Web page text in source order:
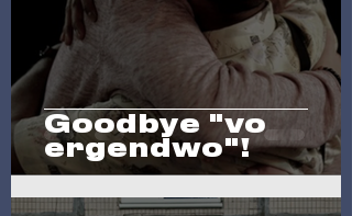
Goodbye "vo
ergendwo"!